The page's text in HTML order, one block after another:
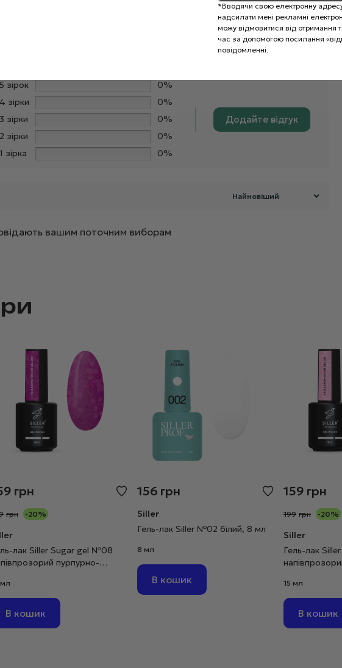
*Вводячи свою електронну
надсилати мені рекламні
можу відмовитися від отримання
час за допомогою посилання
повідомленні.
5 зірок
0%
4 зірки
0%
3 зірки
0%
2 зірки
0%
1 зірка
0%
Додайте відгук
вашим поточним виборам
грн
грн -20%
лак Siller Sugar gel №08
пурпурно-
В кошик
156 грн
Siller
Гель-лак Siller №02 білий, 8 мл
8 мл
В кошик
159 грн
199 грн -20%
Siller
Гель-лак
15 мл
В кошик